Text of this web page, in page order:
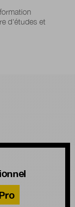
d'études et